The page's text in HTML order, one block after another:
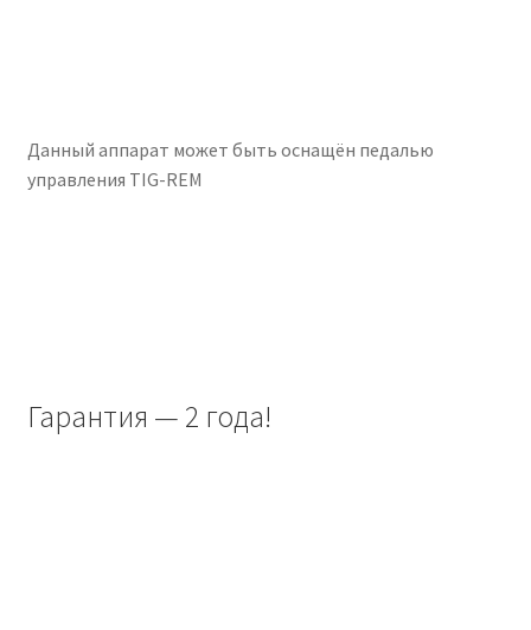
Данный аппарат может быть оснащён педалью
управления TIG-REM
Гарантия — 2 года!